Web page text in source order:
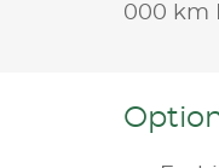
000 km